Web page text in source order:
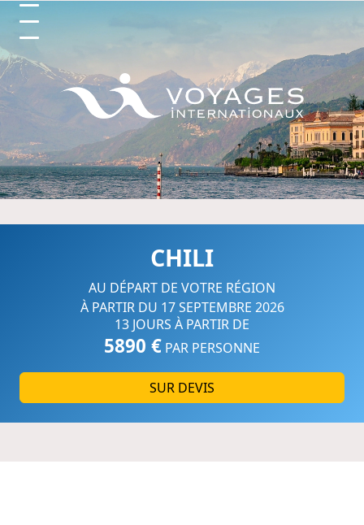
Circuits et Séjours en France,
CHILI
AU DÉPART DE VOTRE RÉGION
À PARTIR DU 17 SEPTEMBRE 2026
13 JOURS À PARTIR DE
5890 € PAR PERSONNE
SUR DEVIS